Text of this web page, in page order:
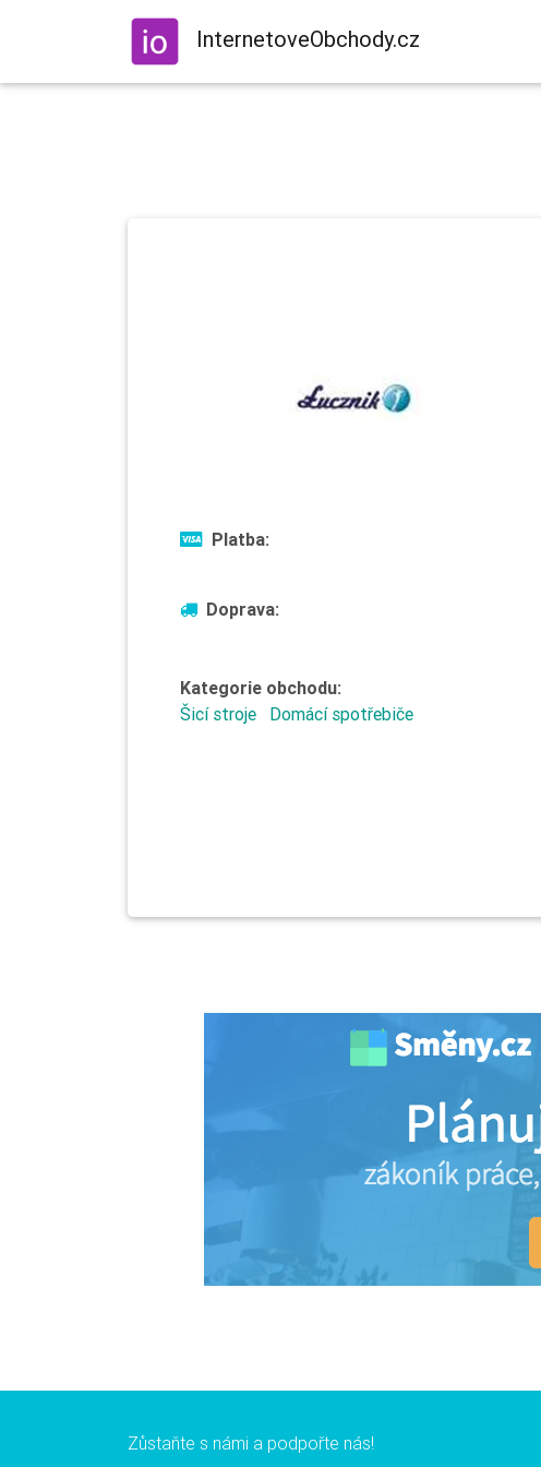
InternetoveObchody.cz
Platba:
Doprava:
Kategorie obchodu:
Šicí stroje
Domácí spotřebiče
Zůstaňte s námi a podpořte nás!